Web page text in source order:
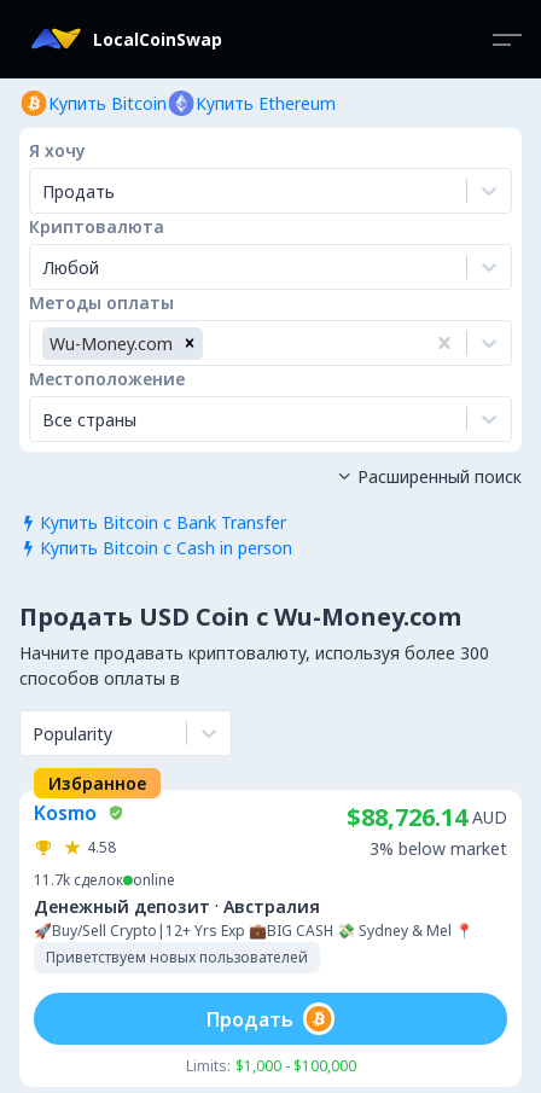
LocalCoinSwap
Купить Bitcoin Купить Ethereum
Я хочу
Продать
Криптовалюта
Любой
Методы оплаты
Wu-Money.com
Местоположение
Все страны
 Купить Bitcoin с Bank Transfer
 Купить Bitcoin с Cash in person
 Расширенный поиск
Продать USD Coin с Wu-Money.com
Начните продавать криптовалюту, используя более 300
способов оплаты в
Popularity
Избранное
Kosmo
4.58
11.7k сделок online
Денежный депозит · Австралия
🚀Buy/Sell Crypto|12+ Yrs Exp 💼BIG CASH 💸 Sydney & Mel 📍
Приветствуем новых пользователей
$88,726.14 AUD
3% below market
Limits: $1,000 - $100,000
Продать